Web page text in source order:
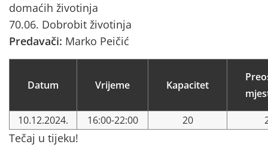
domaćih životinja
70.06. Dobrobit životinja
Predavači: Marko Peičić
Datum Vrijeme Kapacitet
10.12.2024. 16:00-22:00 20
Tečaj u tijeku!